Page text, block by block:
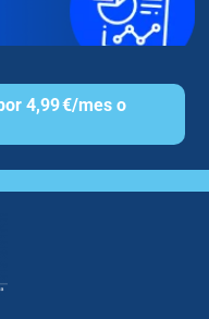
4,99 €/mes o